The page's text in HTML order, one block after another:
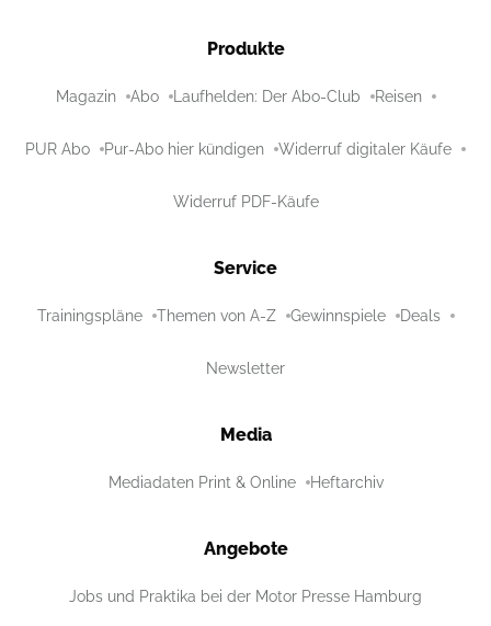
Produkte
Magazin Abo Laufhelden: Der Abo-Club Reisen
PUR Abo Pur-Abo hier kündigen Widerruf digitaler Käufe
Widerruf PDF-Käufe
Service
Trainingspläne Themen von A-Z Gewinnspiele Deals
Newsletter
Media
Mediadaten Print & Online Heftarchiv
Angebote
Jobs und Praktika bei der Motor Presse Hamburg